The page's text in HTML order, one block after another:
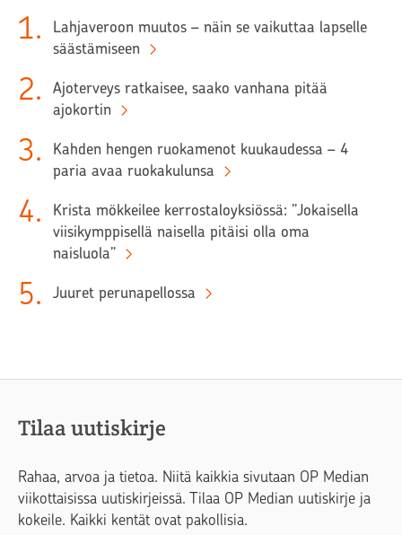
1.
Lahjaveroon muutos – näin se vaikuttaa lapselle
säästämiseen
2.
Ajoterveys ratkaisee, saako vanhana pitää
ajokortin
3.
Kahden hengen ruokamenot kuukaudessa – 4
paria avaa ruokakulunsa
4.
Krista mökkeilee kerrostaloyksiössä: ”Jokaisella
viisikymppisellä naisella pitäisi olla oma
naisluola”
5. Juuret perunapellossa
Tilaa uutiskirje
Rahaa, arvoa ja tietoa. Niitä kaikkia sivutaan OP Median
viikottaisissa uutiskirjeissä. Tilaa OP Median uutiskirje ja
kokeile. Kaikki kentät ovat pakollisia.